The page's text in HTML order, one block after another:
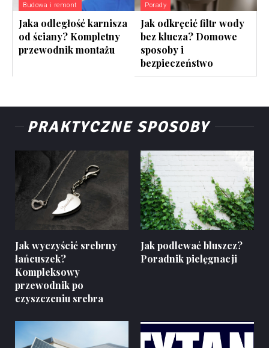
Budowa i remont
Jaka odległość karnisza
od ściany? Kompletny
przewodnik montażu
Porady
Jak odkręcić filtr wody
bez klucza? Domowe
sposoby i
bezpieczeństwo
PRAKTYCZNE SPOSOBY
Jak wyczyścić srebrny
łańcuszek?
Kompleksowy
przewodnik po
czyszczeniu srebra
Jak podlewać bluszcz?
Poradnik pielęgnacji